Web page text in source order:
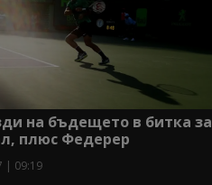
на бъдещето в битка за
плюс Федерер
| 09:19